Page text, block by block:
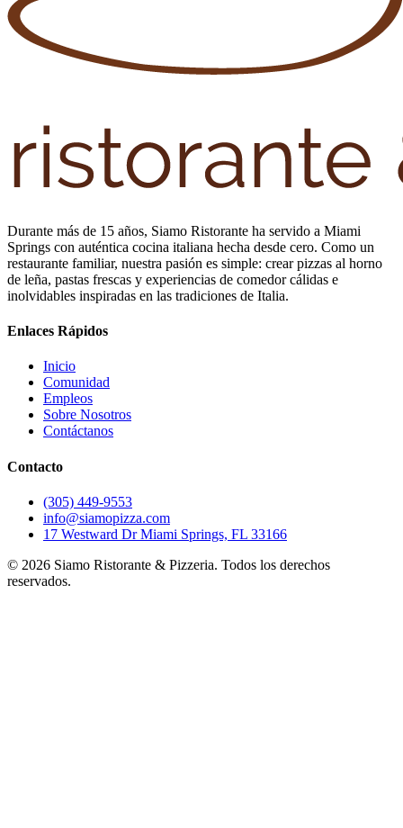
Durante más de 15 años, Siamo Ristorante ha servido a Miami
Springs con auténtica cocina italiana hecha desde cero. Como un
restaurante familiar, nuestra pasión es simple: crear pizzas al horno
de leña, pastas frescas y experiencias de comedor cálidas e
inolvidables inspiradas en las tradiciones de Italia.
Enlaces Rápidos
Inicio
Comunidad
Empleos
Sobre Nosotros
Contáctanos
Contacto
(305) 449-9553
info@siamopizza.com
17 Westward Dr Miami Springs, FL 33166
© 2026 Siamo Ristorante & Pizzeria. Todos los derechos
reservados.